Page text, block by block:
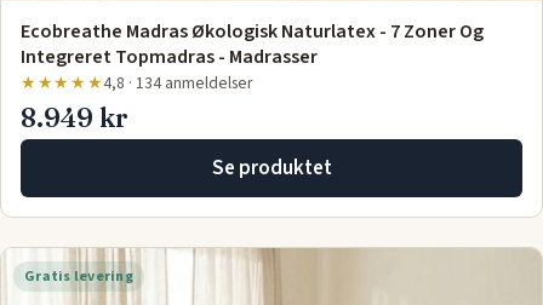
Ecobreathe Madras Økologisk Naturlatex - 7 Zoner Og
Integreret Topmadras - Madrasser
★★★★★4,8 · 134 anmeldelser
8.949 kr
Se produktet
Gratis levering